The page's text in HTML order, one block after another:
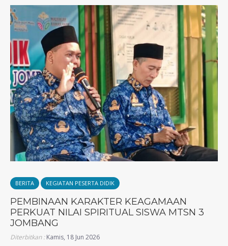
BERITA KEGIATAN PESERTA DIDIK
PEMBINAAN KARAKTER KEAGAMAAN
PERKUAT NILAI SPIRITUAL SISWA MTSN 3
JOMBANG
Diterbitkan :Kamis, 18 Jun 2026